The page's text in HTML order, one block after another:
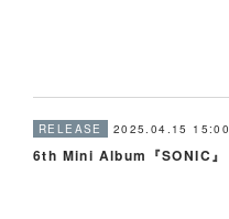
RELEASE 2025.04.15 15:00
6th Mini Album『SONIC』